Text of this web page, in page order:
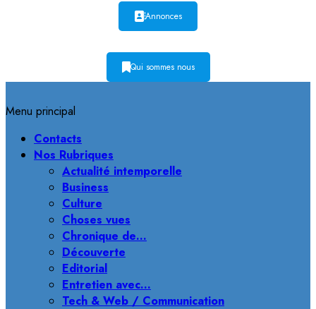
Annonces
Qui sommes nous
Menu principal
Contacts
Nos Rubriques
Actualité intemporelle
Business
Culture
Choses vues
Chronique de…
Découverte
Editorial
Entretien avec…
Tech & Web / Communication